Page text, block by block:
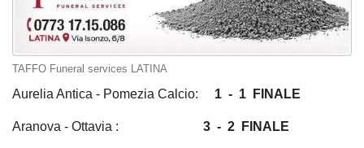
TAFFO Funeral services LATINA
Aurelia Antica - Pomezia Calcio: 1 - 1 FINALE
Aranova - Ottavia : 3 - 2 FINALE